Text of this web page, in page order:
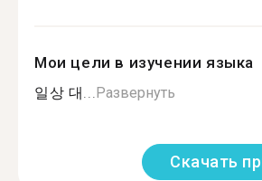
Мои цели в изучении языка
일상 대... Развернуть
Скачать